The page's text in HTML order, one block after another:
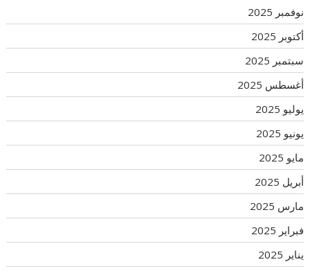
نوفمبر 2025
أكتوبر 2025
سبتمبر 2025
أغسطس 2025
يوليو 2025
يونيو 2025
مايو 2025
أبريل 2025
مارس 2025
فبراير 2025
يناير 2025